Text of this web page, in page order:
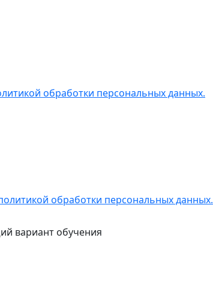
обработки персональных данных.
обработки персональных данных.
вариант обучения